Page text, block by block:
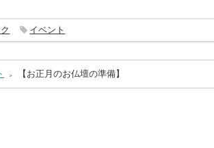
イベント
【お正月のお仏壇の準備】